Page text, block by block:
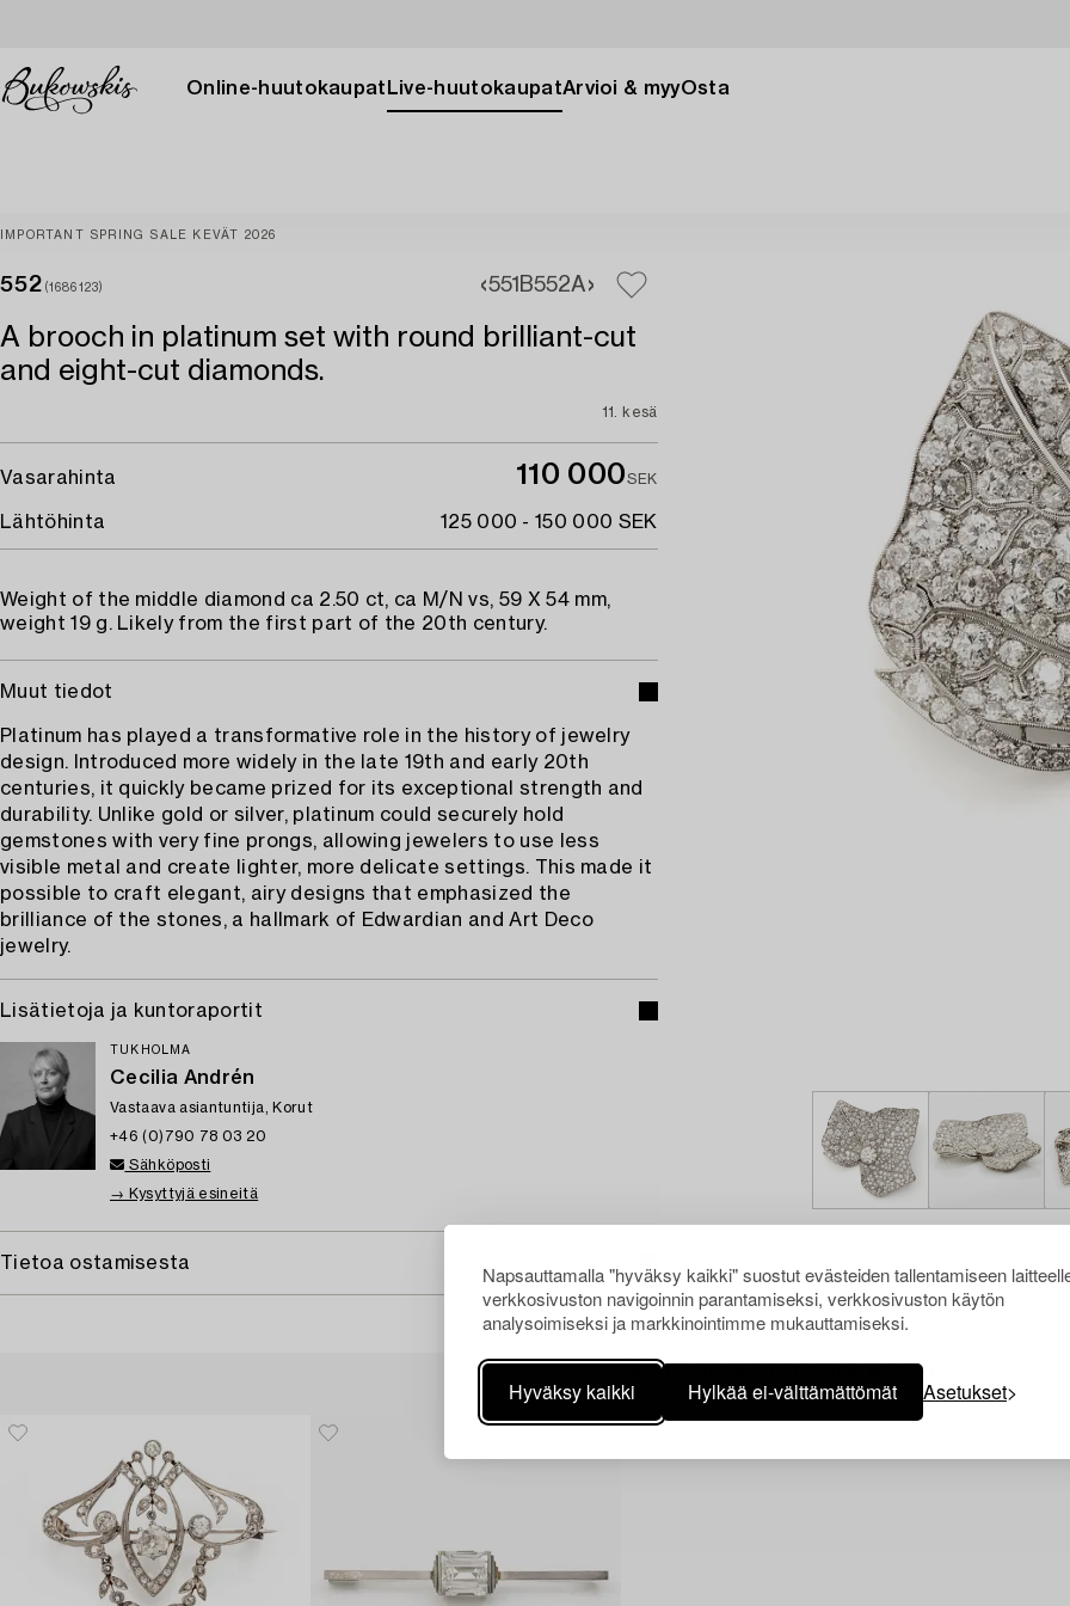
Napsauttamalla "hyväksy kaikki" suostut evästeiden tallentamiseen
verkkosivuston navigoinnin parantamiseksi, verkkosivuston käytön
analysoimiseksi ja markkinointimme mukauttamiseksi.
Hyväksy kaikki Hylkää ei-välttämättömät Asetukset
Online-huutokaupat Live-huutokaupatArvioi & myyOsta
IMPORTANT SPRING SALE KEVÄT 2026
552 (1686123) 551B552A
A brooch in platinum set with round brilliant-cut
and eight-cut diamonds.
11. kesä
Vasarahinta 110 000SEK
Lähtöhinta 125 000 - 150 000 SEK
Weight of the middle diamond ca 2.50 ct, ca M/N vs, 59 X 54 mm,
weight 19 g. Likely from the first part of the 20th century.
Muut tiedot
Platinum has played a transformative role in the history of jewelry
design. Introduced more widely in the late 19th and early 20th
centuries, it quickly became prized for its exceptional strength and
durability. Unlike gold or silver, platinum could securely hold
gemstones with very fine prongs, allowing jewelers to use less
visible metal and create lighter, more delicate settings. This made it
possible to craft elegant, airy designs that emphasized the
brilliance of the stones, a hallmark of Edwardian and Art Deco
jewelry.
Lisätietoja ja kuntoraportit
TUKHOLMA
Cecilia Andrén
Vastaava asiantuntija, Korut
+46 (0)790 78 03 20
Sähköposti
→ Kysyttyjä esineitä
Tietoa ostamisesta
Muiden katsomia kohteita